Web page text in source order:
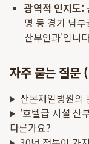
광역적 인지도:
명 등 경기 남
산부인과'입니
자주 묻는 질문
산본제일병원의
'호텔급 시설 산
다른가요?